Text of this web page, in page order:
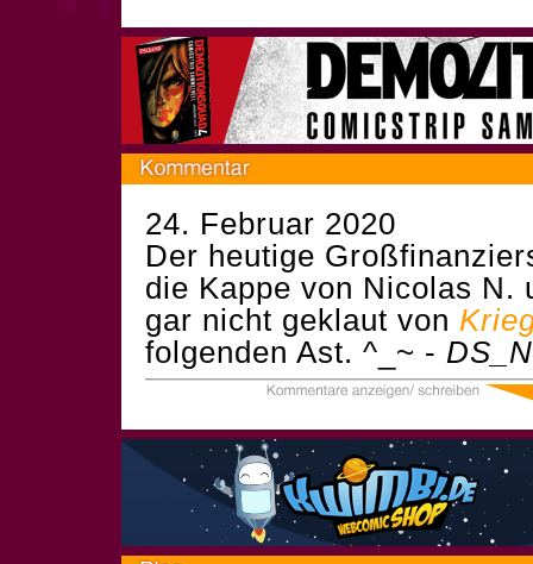
24. Februar 2020
Der heutige
die Kappe von Nicolas N.
gar nicht geklaut von
folgenden Ast. ^_~ -